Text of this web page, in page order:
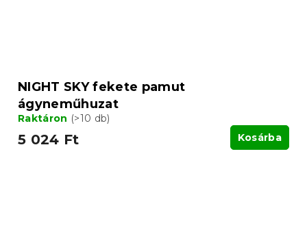
NIGHT SKY fekete pamut
ágyneműhuzat
Raktáron (>10 db)
5 024 Ft Kosárba